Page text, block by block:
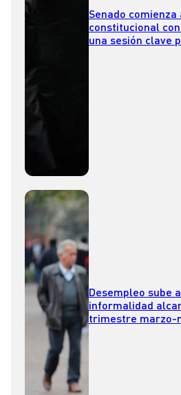
Senado
constitucional
una sesión clave
Desempleo sube
informalidad
trimestre marzo-